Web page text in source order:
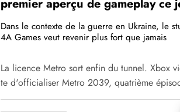
premier aperçu de gameplay ce
Dans le contexte de la guerre en Ukraine, le
4A Games veut revenir plus fort que jamais
La licence Metro sort enfin du tunnel. Xbox
te d'officialiser Metro 2039, quatrième